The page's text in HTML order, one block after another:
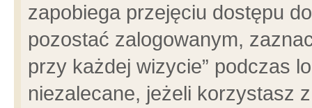
zapobiega przejęciu dostępu
pozostać zalogowanym,
przy każdej wizycie” podczas
niezalecane, jeżeli korzystasz